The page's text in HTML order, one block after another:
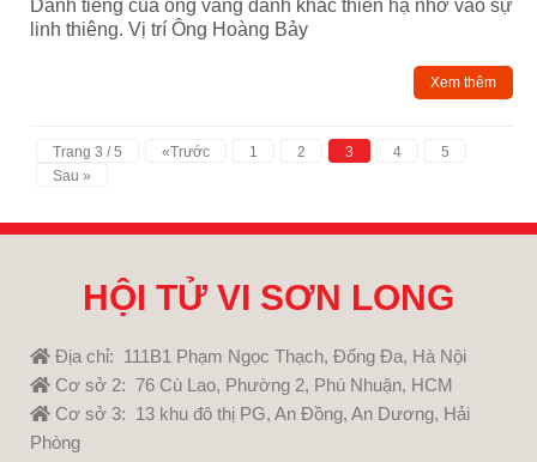
Danh tiếng của ông vang danh khắc thiên hạ nhờ vào sự
linh thiêng. Vị trí Ông Hoàng Bảy
Xem thêm
Trang 3 / 5 «Trước 1 2 3 4
5
Sau »
HỘI TỬ VI SƠN LONG
Địa chỉ: 111B1 Phạm Ngọc Thạch, Đống Đa, Hà Nội
Cơ sở 2: 76 Cù Lao, Phường 2, Phú Nhuận, HCM
Cơ sở 3: 13 khu đô thị PG, An Đồng, An Dương, Hải
Phòng